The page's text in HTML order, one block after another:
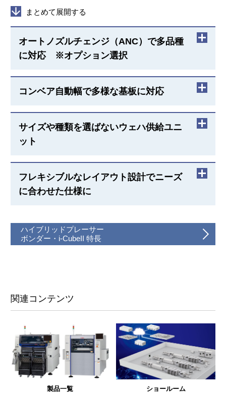
まとめて展開する
オートノズルチェンジ（ANC）で多品種
に対応 ※オプション選択
Φ8mm～15mmのノズルを生産プログラムに合わせ自
コンベア自動幅で多様な基板に対応
コンベア幅50mm～200mmまで自動で調整
サイズや種類を選ばないウェハ供給ユニ
ット
YWF（ウェハ供給ユニット）
4～8インチの異なるウェハサイズを最大10品種まで1
グリップリング、エキスパンドリング、フラットリ
ングの混載可能
フレキシブルなレイアウト設計でニーズ
に合わせた仕様に
通常、テープフィーダーを設置する場所にトレイチ
ェンジャーやディスペンサーの捨て打ちユニット、
転写ユニットなどを設置できスペースを有効利用。
ハイブリッドプレーサー
ボンダー・i-CubeII 特長
関連コンテンツ
製品一覧 ショールーム